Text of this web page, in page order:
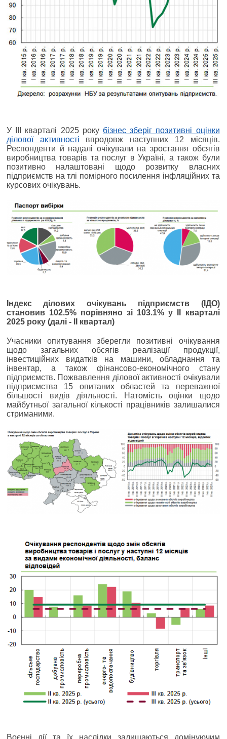
У ІІІ кварталі 2025 року бізнес зберіг позитивні оцінки
ділової активності впродовж наступних 12 місяців.
Респонденти й надалі очікували на зростання обсягів
виробництва товарів та послуг в Україні, а також були
позитивно налаштовані щодо розвитку власних
підприємств на тлі помірного посилення інфляційних та
курсових очікувань.
Індекс ділових очікувань підприємств (ІДО)
становив 102.5% порівняно зі 103.1% у ІІ кварталі
2025 року (далі - ІІ квартал)
Учасники опитування зберегли позитивні очікування
щодо загальних обсягів реалізації продукції,
інвестиційних видатків на машини, обладнання та
інвентар, а також фінансово-економічного стану
підприємств. Пожвавлення ділової активності очікували
підприємства 15 опитаних областей та переважної
більшості видів діяльності. Натомість оцінки щодо
майбутньої загальної кількості працівників залишалися
стриманими.
Воєнні дії та їх наслідки залишаються домінуючим